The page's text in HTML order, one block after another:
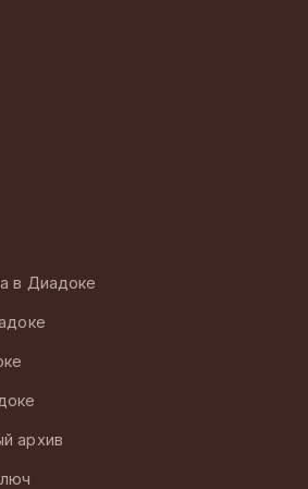
в Диадоке
архив